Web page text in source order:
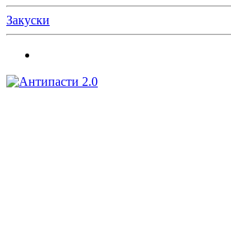
Закуски